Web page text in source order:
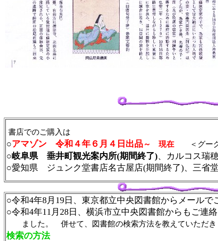
書店でのご購入は
○アマゾン 令和４年６月４日出品～ 現在 ＜グーグ
○岐阜県 垂井町観光案内所(期間終了)、カルコス瑞
○愛知県 ジュンク堂書店名古屋店(期間終了)、三
○令和4年8月19日、東京都立中央図書館からメール
○令和4年11月28日、横浜市立中央図書館からもご連
ました。 併せて、図書館の検索方法を教えていただ
検索の方法